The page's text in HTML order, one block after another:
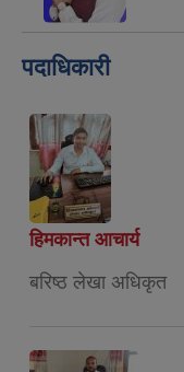
पदाधिकारी
हिमकान्त आचार्य
बरिष्ठ लेखा अधिकृत